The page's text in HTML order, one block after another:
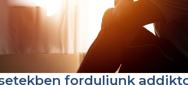
forduljunk